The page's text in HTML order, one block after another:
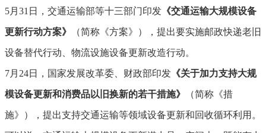
5月31日，交通运输部等十三部门印发 《交通运输大规模设备
更新行动方案》 （简称《方案》），提出要实施邮政快递老旧
设备替代行动、物流设施设备更新改造行动。
7月24日，国家发展改革委、财政部印发 《关于加力支持大规
模设备更新和消费品以旧换新的若干措施》 （简称《措
施》），提出支持交通运输等领域设备更新和回收循环利用。